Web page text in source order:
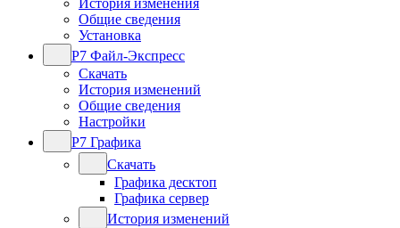
История изменения
Общие сведения
Установка
Р7 Файл-Экспресс
Скачать
История изменений
Общие сведения
Настройки
Р7 Графика
Скачать
Графика десктоп
Графика сервер
История изменений